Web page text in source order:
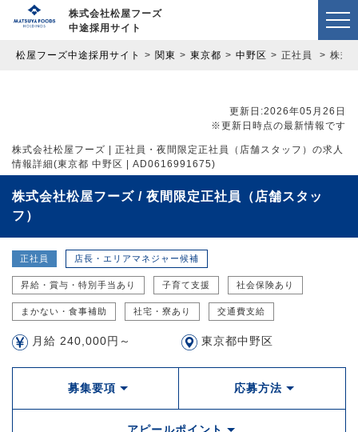
株式会社松屋フーズ
中途採用サイト
松屋フーズ中途採用サイト 関東 東京都 中野区 正社員 株式
更新日:2026年05月26日
※更新日時点の最新情報です
株式会社松屋フーズ | 正社員・夜間限定正社員（店舗スタッフ）の求人
情報詳細(東京都 中野区 | AD0616991675)
株式会社松屋フーズ / 夜間限定正社員（店舗スタッ
フ）
正社員 店長・エリアマネジャー候補
昇給・賞与・特別手当あり 子育て支援 社会保険あり
まかない・食事補助 社宅・寮あり 交通費支給
月給 240,000円～ 東京都中野区
募集要項 応募方法